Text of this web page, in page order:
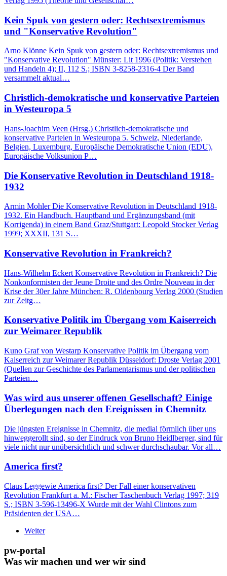
Kein Spuk von gestern oder: Rechtsextremismus
und "Konservative Revolution"
Arno Klönne Kein Spuk von gestern oder: Rechtsextremismus und
"Konservative Revolution" Münster: Lit 1996 (Politik: Verstehen
und Handeln 4); II, 112 S.; ISBN 3-8258-2316-4 Der Band
versammelt aktual…
Christlich-demokratische und konservative Parteien
in Westeuropa 5
Hans-Joachim Veen (Hrsg.) Christlich-demokratische und
konservative Parteien in Westeuropa 5. Schweiz, Niederlande,
Belgien, Luxemburg, Europäische Demokratische Union (EDU),
Europäische Volksunion P…
Die Konservative Revolution in Deutschland 1918-
1932
Armin Mohler Die Konservative Revolution in Deutschland 1918-
1932. Ein Handbuch. Hauptband und Ergänzungsband (mit
Korrigenda) in einem Band Graz/Stuttgart: Leopold Stocker Verlag
1999; XXXII, 131 S…
Konservative Revolution in Frankreich?
Hans-Wilhelm Eckert Konservative Revolution in Frankreich? Die
Nonkonformisten der Jeune Droite und des Ordre Nouveau in der
Krise der 30er Jahre München: R. Oldenbourg Verlag 2000 (Studien
zur Zeitg…
Konservative Politik im Übergang vom Kaiserreich
zur Weimarer Republik
Kuno Graf von Westarp Konservative Politik im Übergang vom
Kaiserreich zur Weimarer Republik Düsseldorf: Droste Verlag 2001
(Quellen zur Geschichte des Parlamentarismus und der politischen
Parteien…
Was wird aus unserer offenen Gesellschaft? Einige
Überlegungen nach den Ereignissen in Chemnitz
Die jüngsten Ereignisse in Chemnitz, die medial förmlich über uns
hinweggerollt sind, so der Eindruck von Bruno Heidlberger, sind für
viele nicht nur unübersichtlich und schwer durchschaubar. Vor all…
America first?
Claus Leggewie America first? Der Fall einer konservativen
Revolution Frankfurt a. M.: Fischer Taschenbuch Verlag 1997; 319
S.; ISBN 3-596-13496-X Wurde mit der Wahl Clintons zum
Präsidenten der USA…
Weiter
pw-portal
Was wir machen und wer wir sind